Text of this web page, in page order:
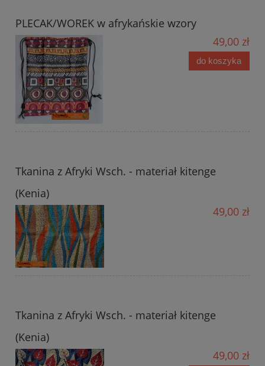
PLECAK/WOREK w afrykańskie wzory
49,00 zł
do koszyka
Tkanina z Afryki Wsch. - materiał kitenge
(Kenia)
49,00 zł
Tkanina z Afryki Wsch. - materiał kitenge
(Kenia)
49,00 zł